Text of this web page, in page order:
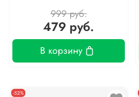
999 руб.
479 руб.
В корзину
-52%